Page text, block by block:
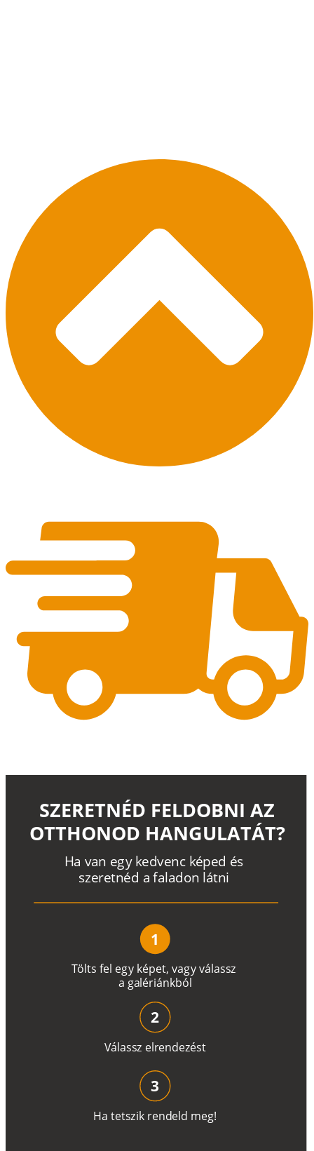
Tölts fel egy képet, vagyválassz
a galériánkból
Ha van egy kedvenc képed és
szeretnéd a faladon látni
SZERETNÉD FELDOBNI AZ
OTTHONOD HANGULATÁT?
1
Válassz elrendezést
2
Ha tetszik rendeld meg!
3